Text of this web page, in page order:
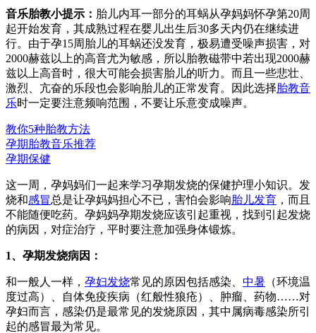
音乐胎教小提示： 胎儿内耳一部分的耳蜗从孕妈妈怀孕第20周
起开始发育，其成熟过程在婴儿出生后30多天内仍在继续进
行。由于孕15周胎儿的耳蜗还没发育，极易遭受噪声损害，对
2000赫兹以上的高音尤为敏感，所以胎教磁带中若出现2000赫
兹以上高音时，很大可能会损害胎儿的听力。而且一些悲壮、
激烈、亢奋的乐段也会影响胎儿的正常发育。因此选择胎教音
乐时一定要注意频响范围，不要让乐意变成噪声。
教你5种胎教方法
孕期胎教音乐推荐
孕期保健
这一周，孕妈妈们一起来学习孕期发烧的保健护理小知识。发
烧和感冒总是让孕妈妈担心不已，害怕会影响胎儿发育 ，而且
不能随便吃药。孕妈妈孕期发烧应该引起重视，找到引起发烧
的病因，对症治疗，平时要注意加强身体锻炼。
1、孕期发烧病因：
和一般人一样， 孕妇发烧常见的原因包括感染、 中暑 （环境温
度过高）、自体免疫疾病（红般性狼疮）、肿瘤、药物……对
孕妇而言，感染仍是最常见的发烧原因，其中属病毒感染所引
起的感冒最为常见。